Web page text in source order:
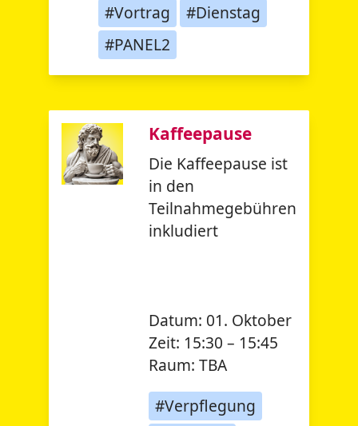
#Vortrag
#Dienstag
#PANEL2
Kaffeepause
Die Kaffeepause ist
in den
Teilnahmegebühren
inkludiert
Datum: 01. Oktober
Zeit: 15:30 – 15:45
Raum: TBA
#Verpflegung